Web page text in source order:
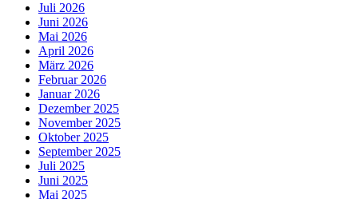
Juli 2026
Juni 2026
Mai 2026
April 2026
März 2026
Februar 2026
Januar 2026
Dezember 2025
November 2025
Oktober 2025
September 2025
Juli 2025
Juni 2025
Mai 2025